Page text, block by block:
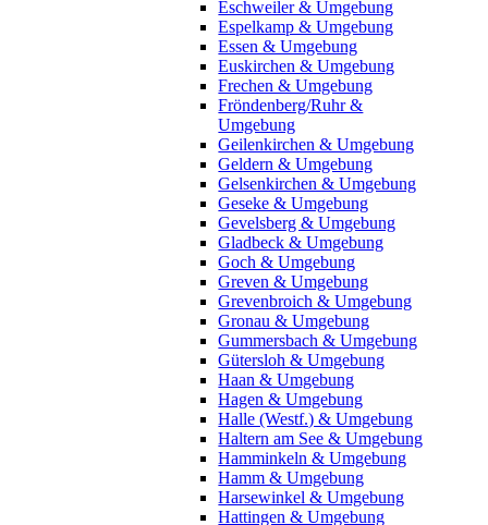
Eschweiler & Umgebung
Espelkamp & Umgebung
Essen & Umgebung
Euskirchen & Umgebung
Frechen & Umgebung
Fröndenberg/Ruhr &
Umgebung
Geilenkirchen & Umgebung
Geldern & Umgebung
Gelsenkirchen & Umgebung
Geseke & Umgebung
Gevelsberg & Umgebung
Gladbeck & Umgebung
Goch & Umgebung
Greven & Umgebung
Grevenbroich & Umgebung
Gronau & Umgebung
Gummersbach & Umgebung
Gütersloh & Umgebung
Haan & Umgebung
Hagen & Umgebung
Halle (Westf.) & Umgebung
Haltern am See & Umgebung
Hamminkeln & Umgebung
Hamm & Umgebung
Harsewinkel & Umgebung
Hattingen & Umgebung